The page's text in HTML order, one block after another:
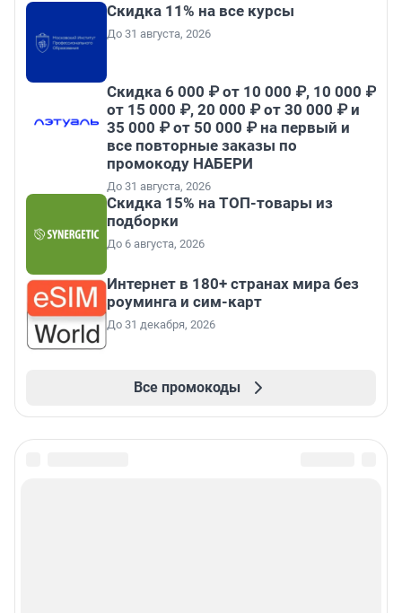
Скидка 11% на все курсы
До 31 августа, 2026
Скидка 6 000 ₽ от 10 000 ₽, 10 000 ₽
от 15 000 ₽, 20 000 ₽ от 30 000 ₽ и
35 000 ₽ от 50 000 ₽ на первый и
все повторные заказы по
промокоду НАБЕРИ
До 31 августа, 2026
Скидка 15% на ТОП-товары из
подборки
До 6 августа, 2026
Интернет в 180+ странах мира без
роуминга и сим-карт
До 31 декабря, 2026
Все промокоды